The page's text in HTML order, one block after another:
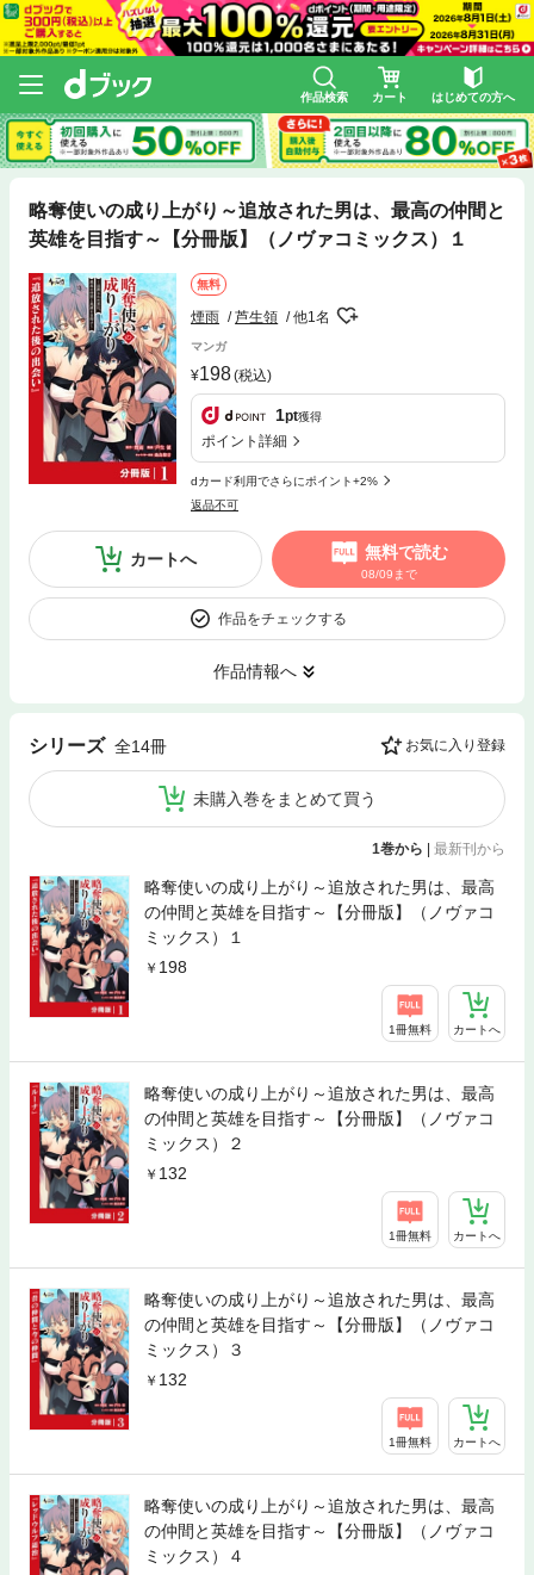
作品検索 カート はじめての方へ
略奪使いの成り上がり～追放された男は、最高の仲間と
英雄を目指す～【分冊版】（ノヴァコミックス）１
無料
煙雨 芦生領 他1名
マンガ
198(税込)
1pt獲得
ポイント詳細
dカード利用でさらにポイント+2%
返品不可
カートへ 無料で読む
08/09まで
作品をチェックする
作品情報へ
シリーズ 全14冊 お気に入り登録
未購入巻をまとめて買う
1巻から 最新刊から
略奪使いの成り上がり～追放された男は、最高
の仲間と英雄を目指す～【分冊版】（ノヴァコ
ミックス）１
198
1冊無料 カートへ
略奪使いの成り上がり～追放された男は、最高
の仲間と英雄を目指す～【分冊版】（ノヴァコ
ミックス）２
132
1冊無料 カートへ
略奪使いの成り上がり～追放された男は、最高
の仲間と英雄を目指す～【分冊版】（ノヴァコ
ミックス）３
132
1冊無料 カートへ
略奪使いの成り上がり～追放された男は、最高
の仲間と英雄を目指す～【分冊版】（ノヴァコ
ミックス）４